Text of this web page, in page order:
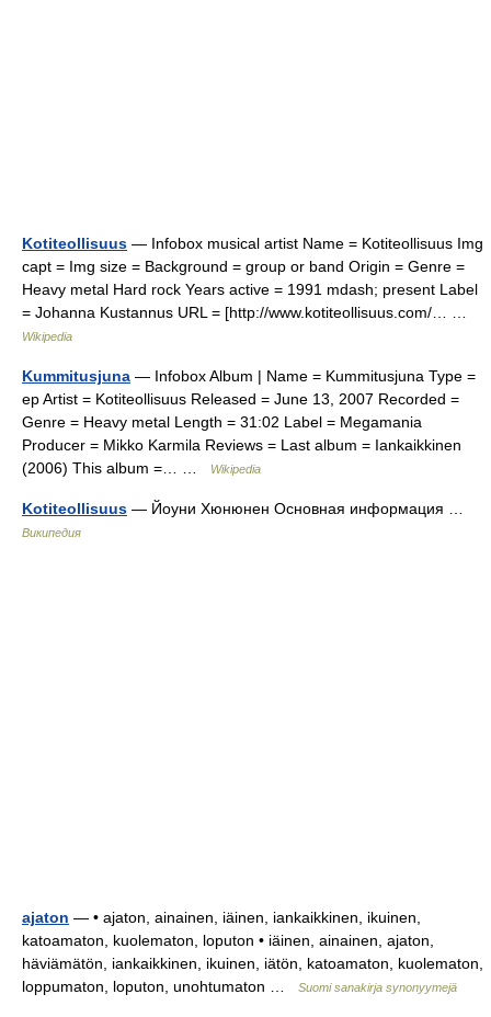
Kotiteollisuus — Infobox musical artist Name = Kotiteollisuus Img
capt = Img size = Background = group or band Origin = Genre =
Heavy metal Hard rock Years active = 1991 mdash; present Label
= Johanna Kustannus URL = [http://www.kotiteollisuus.com/… …
Wikipedia
Kummitusjuna — Infobox Album | Name = Kummitusjuna Type =
ep Artist = Kotiteollisuus Released = June 13, 2007 Recorded =
Genre = Heavy metal Length = 31:02 Label = Megamania
Producer = Mikko Karmila Reviews = Last album = Iankaikkinen
(2006) This album =… …
Wikipedia
Kotiteollisuus — Йоуни Хюнюнен Основная информация …
Википедия
ajaton — • ajaton, ainainen, iäinen, iankaikkinen, ikuinen,
katoamaton, kuolematon, loputon • iäinen, ainainen, ajaton,
häviämätön, iankaikkinen, ikuinen, iätön, katoamaton, kuolematon,
loppumaton, loputon, unohtumaton …
Suomi sanakirja synonyymejä